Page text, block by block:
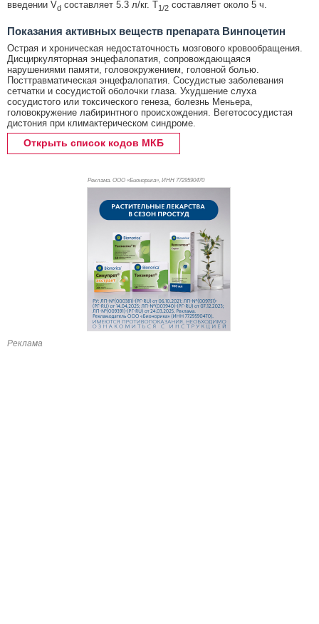
введении Vd составляет 5.3 л/кг. T1/2 составляет около 5 ч.
Показания активных веществ препарата Винпоцетин
Острая и хроническая недостаточность мозгового кровообращения.
Дисциркуляторная энцефалопатия, сопровождающаяся
нарушениями памяти, головокружением, головной болью.
Посттравматическая энцефалопатия. Сосудистые заболевания
сетчатки и сосудистой оболочки глаза. Ухудшение слуха
сосудистого или токсического генеза, болезнь Меньера,
головокружение лабиринтного происхождения. Вегетососудистая
дистония при климактерическом синдроме.
Открыть список кодов МКБ
Реклама. ООО «Бионорика», ИНН 7729590470
Реклама